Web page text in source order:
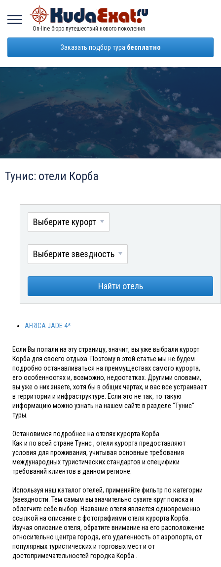
On-line бюро путешествий нового поколения
Заказать подбор тура бесплатно
Тунис: отели Корба
Выберите курорт
Выберите звездность
Найти отель
AFRICA JADE 4*
Если Вы попали на эту страницу, значит, вы уже выбрали курорт
Корба для своего отдыха. Поэтому в этой статье мы не будем
подробно останавливаться на преимуществах самого курорта,
его особенностях и, возможно, недостатках. Другими словами,
вы уже о них знаете, хотя бы в общих чертах, и вас все устраивает
в территории и инфраструктуре. Если это не так, то такую
информацию можно узнать на нашем сайте в разделе "Тунис"
туры.
Остановимся подробнее на отелях курорта Корба.
Как и по всей стране Тунис , отели курорта предоставляют
условия для проживания, учитывая основные требования
международных туристических стандартов и специфики
требований клиентов в данном регионе.
Используя наш каталог отелей, применяйте фильтр по категории
(звездности. Тем самым вы значительно сузите круг поиска и
облегчите себе выбор. Название отеля является одновременно
ссылкой на описание с фотографиями отеля курорта Корба.
Изучая описание отеля, обратите внимание на его расположение
относительно центра города, его удаленность от аэропорта, от
популярных туристических и торговых мест и от
достопримечательностей городка Корба .